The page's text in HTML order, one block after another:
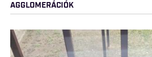
AGGLOMERÁCIÓK